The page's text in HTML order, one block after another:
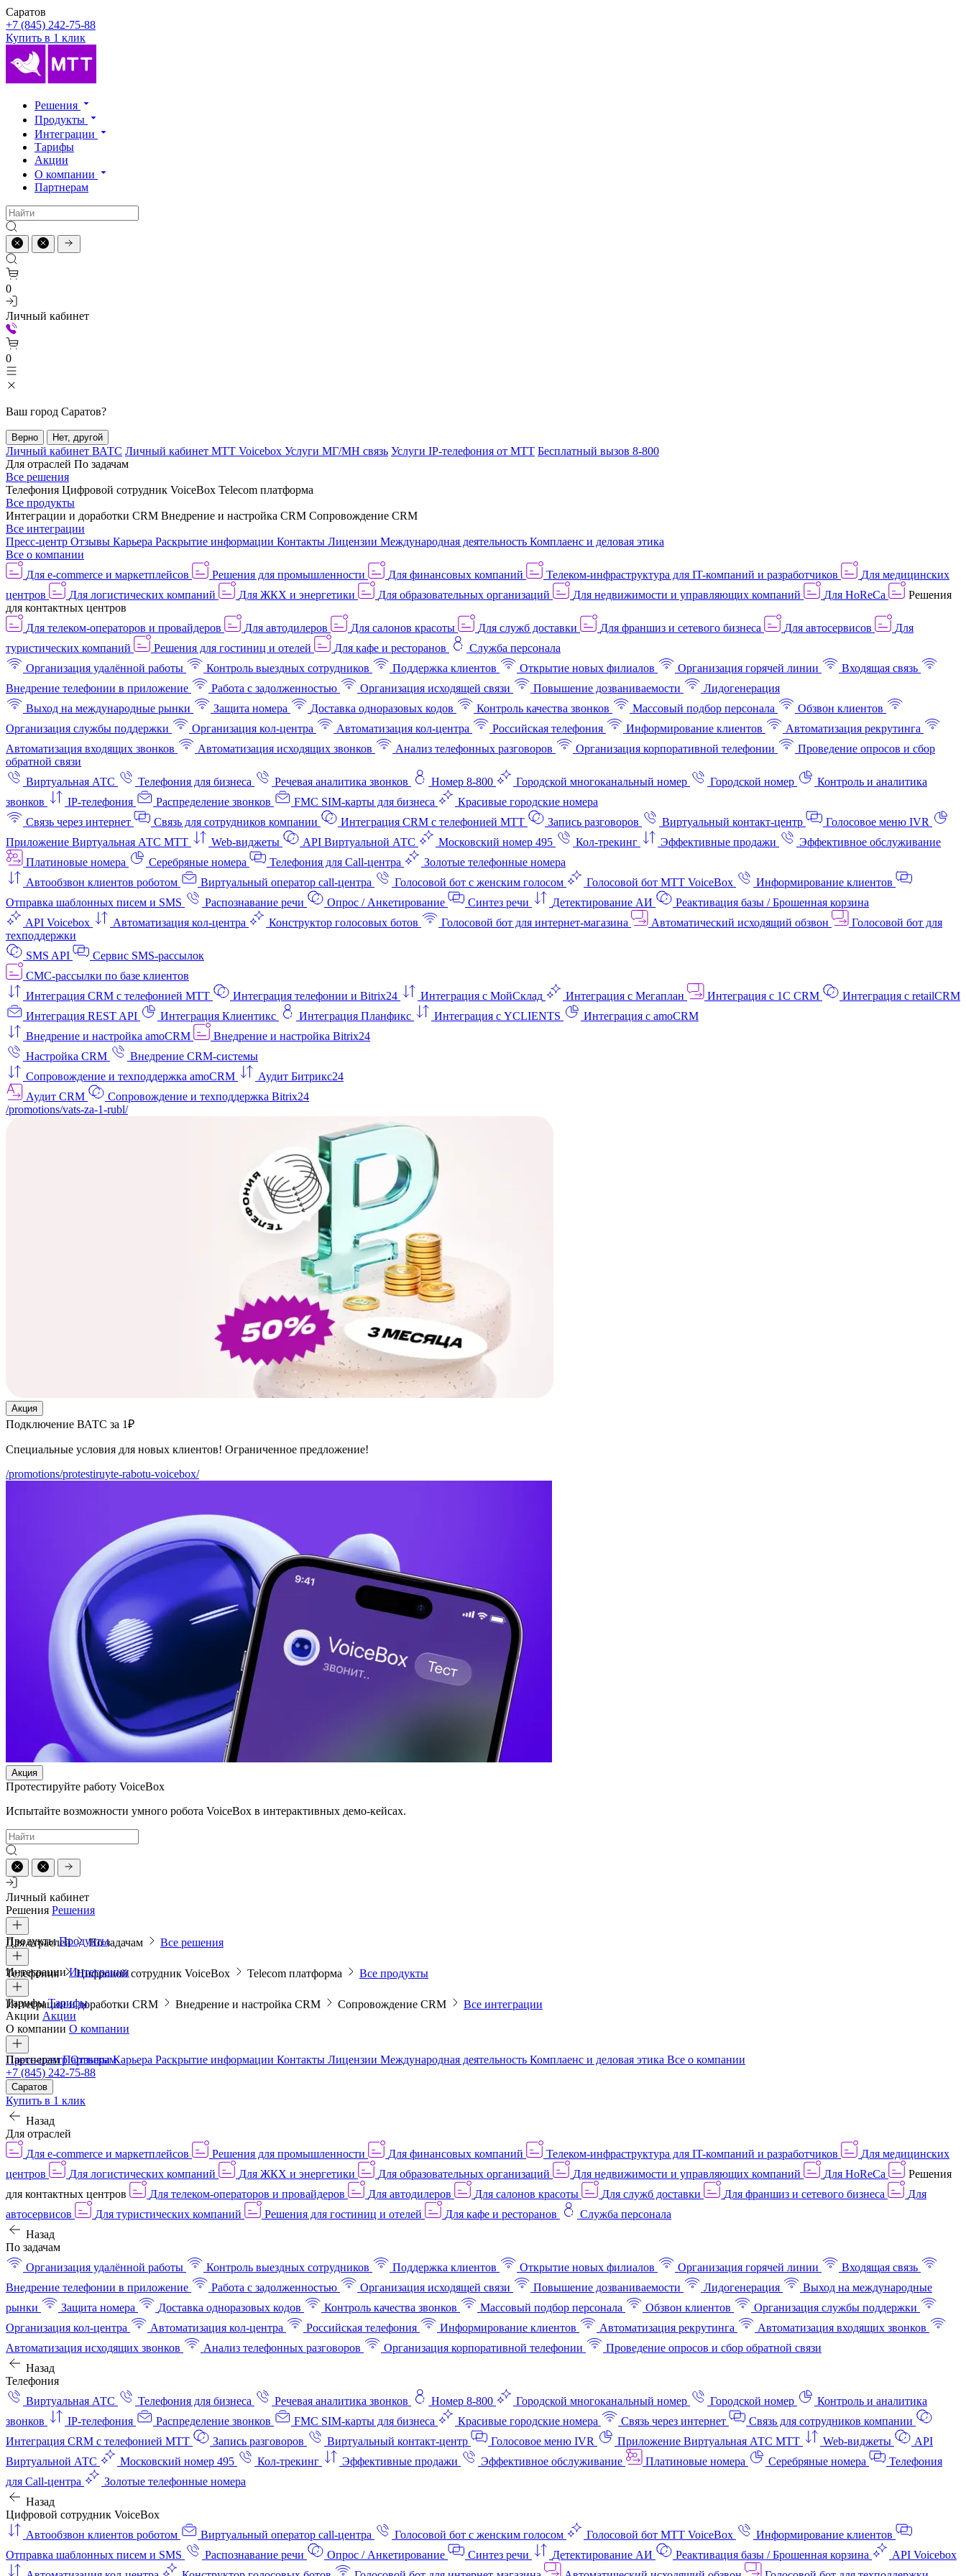
Саратов
+7 (845) 242-75-88
Купить в 1 клик
Решения
Продукты
Интеграции
Тарифы
Акции
О компании
Партнерам
0
Личный кабинет
0
Ваш город Саратов?
Верно Нет, другой
Личный кабинет ВАТС Личный кабинет МТТ Voicebox Услуги МГ/МН связь Услуги IP-телефония от МТТ Бесплатный вызов 8-800
Для отраслей По задачам
Все решения
Телефония Цифровой сотрудник VoiceBox Telecom платформа
Все продукты
Интеграции и доработки CRM Внедрение и настройка CRM Сопровождение CRM
Все интеграции
Пресс-центр Отзывы Карьера Раскрытие информации Контакты Лицензии Международная деятельность Комплаенс и деловая этика
Все о компании
Для e-commerce и маркетплейсов
Решения для промышленности Для финансовых компаний Телеком-инфраструктура для IT-компаний и разработчиков
Для медицинских
центров
Для логистических компаний Для ЖКХ и энергетики Для образовательных организаций Для недвижимости и управляющих компаний Для HoReCa
Решения
для контактных центров
Для телеком-операторов и провайдеров
Для автодилеров Для салонов красоты Для служб доставки Для франшиз и сетевого бизнеса Для автосервисов
Для
туристических компаний
Решения для гостиниц и отелей Для кафе и ресторанов
Служба персонала
Организация удалённой работы
Контроль выездных сотрудников Поддержка клиентов Открытие новых филиалов Организация горячей линии
Входящая связь
Внедрение телефонии в приложение
Работа с задолженностью Организация исходящей связи Повышение дозваниваемости
Лидогенерация
Выход на международные рынки
Защита номера Доставка одноразовых кодов Контроль качества звонков Массовый подбор персонала
Обзвон клиентов
Организация службы поддержки
Организация кол-центра Автоматизация кол-центра Российская телефония Информирование клиентов
Автоматизация рекрутинга
Автоматизация входящих звонков
Автоматизация исходящих звонков Анализ телефонных разговоров Организация корпоративной телефонии
Проведение опросов и сбор
обратной связи
Виртуальная АТС
Телефония для бизнеса Речевая аналитика звонков Номер 8-800 Городской многоканальный номер Городской номер
Контроль и аналитика
звонков
IP-телефония Распределение звонков FMC SIM-карты для бизнеса
Красивые городские номера
Связь через интернет
Связь для сотрудников компании Интеграция CRM с телефонией МТТ Запись разговоров Виртуальный контакт‑центр
Голосовое меню IVR
Приложение Виртуальная АТС МТТ
Web-виджеты API Виртуальной АТС Московский номер 495 Кол-трекинг Эффективные продажи
Эффективное обслуживание
Платиновые номера
Серебряные номера Телефония для Call-центра
Золотые телефонные номера
Автообзвон клиентов роботом
Виртуальный оператор call-центра Голосовой бот с женским голосом Голосовой бот МТТ VoiceBox
Информирование клиентов
Отправка шаблонных писем и SMS
Распознавание речи Опрос / Анкетирование Синтез речи Детектирование АИ
Реактивация базы / Брошенная корзина
API Voicebox
Автоматизация кол‑центра Конструктор голосовых ботов Голосовой бот для интернет‑магазина Автоматический исходящий обзвон
Голосовой бот для
техподдержки
SMS API
Сервис SMS-рассылок
СМС-рассылки по базе клиентов
Интеграция CRM с телефонией МТТ
Интеграция телефонии и Bitrix24 Интеграция с МойСклад Интеграция с Мегаплан Интеграция с 1C CRM
Интеграция с retailCRM
Интеграция REST API
Интеграция Клиентикс Интеграция Планфикс Интеграция с YCLIENTS
Интеграция с amoCRM
Внедрение и настройка amoCRM
Внедрение и настройка Bitrix24
Настройка CRM
Внедрение CRM-системы
Сопровождение и техподдержка amoCRM
Аудит Битрикс24
Аудит CRM
Сопровождение и техподдержка Bitrix24
/promotions/vats-za-1-rubl/
Акция
Подключение ВАТС за 1₽
Специальные условия для новых клиентов! Ограниченное предложение!
/promotions/protestiruyte-rabotu-voicebox/
Акция
Протестируйте работу VoiceBox
Испытайте возможности умного робота VoiceBox в интерактивных демо-кейсах.
Личный кабинет
Решения Решения
Для отраслей По задачам Все решения
ПродуктыПродукты
Телефония Цифровой сотрудник VoiceBox Telecom платформа Все продукты
ИнтеграцииИнтеграции
Интеграции и доработки CRM Внедрение и настройка CRM Сопровождение CRM Все интеграции
ТарифыТарифы
Акции Акции
О компании О компании
Пресс-центрОтзывыКарьера Раскрытие информации Контакты Лицензии Международная деятельность Комплаенс и деловая этика Все о компании
ПартнерамПартнерам
+7 (845) 242-75-88
Саратов
Купить в 1 клик
Назад
Для отраслей
Для e-commerce и маркетплейсов
Решения для промышленности Для финансовых компаний Телеком-инфраструктура для IT-компаний и разработчиков
Для медицинских
центров
Для логистических компаний Для ЖКХ и энергетики Для образовательных организаций Для недвижимости и управляющих компаний Для HoReCa
Решения
для контактных центров
Для телеком-операторов и провайдеров Для автодилеров Для салонов красоты Для служб доставки Для франшиз и сетевого бизнеса
Для
автосервисов
Для туристических компаний Решения для гостиниц и отелей Для кафе и ресторанов
Служба персонала
Назад
По задачам
Организация удалённой работы
Контроль выездных сотрудников Поддержка клиентов Открытие новых филиалов Организация горячей линии
Входящая связь
Внедрение телефонии в приложение
Работа с задолженностью Организация исходящей связи Повышение дозваниваемости Лидогенерация
Выход на международные
рынки
Защита номера Доставка одноразовых кодов Контроль качества звонков Массовый подбор персонала Обзвон клиентов
Организация службы поддержки
Организация кол-центра
Автоматизация кол-центра Российская телефония Информирование клиентов Автоматизация рекрутинга
Автоматизация входящих звонков
Автоматизация исходящих звонков
Анализ телефонных разговоров Организация корпоративной телефонии
Проведение опросов и сбор обратной связи
Назад
Телефония
Виртуальная АТС
Телефония для бизнеса Речевая аналитика звонков Номер 8-800 Городской многоканальный номер Городской номер
Контроль и аналитика
звонков
IP-телефония Распределение звонков FMC SIM-карты для бизнеса Красивые городские номера Связь через интернет
Связь для сотрудников компании
Интеграция CRM с телефонией МТТ
Запись разговоров Виртуальный контакт‑центр Голосовое меню IVR Приложение Виртуальная АТС МТТ Web-виджеты
API
Виртуальной АТС
Московский номер 495 Кол-трекинг Эффективные продажи Эффективное обслуживание Платиновые номера Серебряные номера
Телефония
для Call-центра
Золотые телефонные номера
Назад
Цифровой сотрудник VoiceBox
Автообзвон клиентов роботом
Виртуальный оператор call-центра Голосовой бот с женским голосом Голосовой бот МТТ VoiceBox
Информирование клиентов
Отправка шаблонных писем и SMS
Распознавание речи Опрос / Анкетирование Синтез речи Детектирование АИ Реактивация базы / Брошенная корзина
API Voicebox